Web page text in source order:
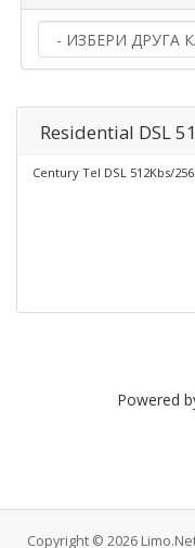
Residential DSL
Century Tel DSL 512Kbs/
Powered
Copyright © 2026